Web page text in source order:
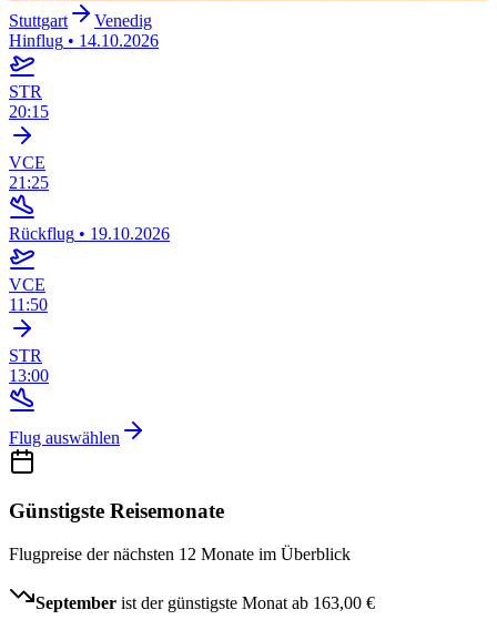
Stuttgart
Venedig
Hinflug • 14.10.2026
STR
20:15
VCE
21:25
Rückflug • 19.10.2026
VCE
11:50
STR
13:00
Flug auswählen
Günstigste Reisemonate
Flugpreise der nächsten 12 Monate im Überblick
September ist der günstigste Monat ab 163,00 €